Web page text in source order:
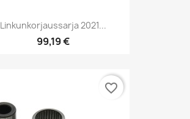
Linkunkorjaussarja 2021...
99,19 €
favorite_border